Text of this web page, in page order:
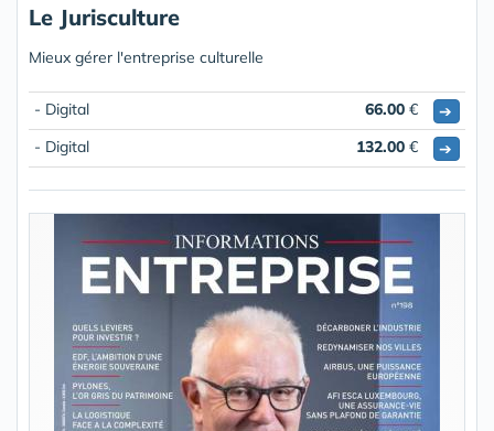
Le Jurisculture
Mieux gérer l'entreprise culturelle
- Digital 66.00 €
➔
- Digital
132.00 € ➔